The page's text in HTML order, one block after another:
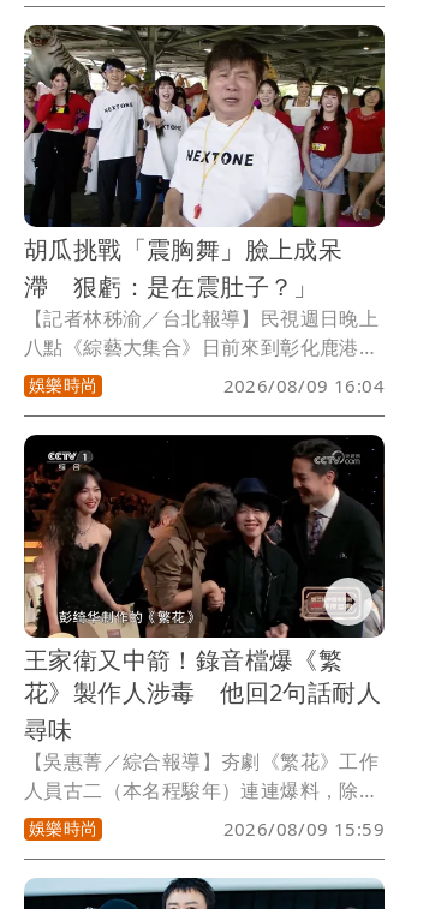
逢吳建豪48歲生日，現場大合唱「生日快
樂」送祝福，言承旭、周渝民、阿信更從
演唱會一路慶生到台下，3人親筆寫卡片
祝他健康平安，讓吳建豪感動直呼：「好
開心！好幸福！」
胡瓜挑戰「震胸舞」臉上成呆
滯 狠虧：是在震肚子？」
【記者林秭渝／台北報導】民視週日晚上
八點《綜藝大集合》日前來到彰化鹿港的
「台灣護聖宮」，這裡供奉著全台唯一的
琉璃媽祖，整座廟宇用七萬片玻璃打造，
夜間燈光亮起，色彩斑斕、繽紛，是彰化
濱海地區極具特色的宗教景點，為全台最
夯廟宇之一。
娛樂時尚 2026/08/09 16:04
王家衛又中箭！錄音檔爆《繁
花》製作人涉毒 他回2句話耐人
尋味
【吳惠菁／綜合報導】夯劇《繁花》工作
人員古二（本名程駿年）連連爆料，除了
編劇署名勞資糾紛之外，還有導演王家衛
和編劇秦雯私下批評演員等種種輕挑言
論，使得王家衛跌落神壇，古二因而被劇
娛樂時尚 2026/08/09 15:59